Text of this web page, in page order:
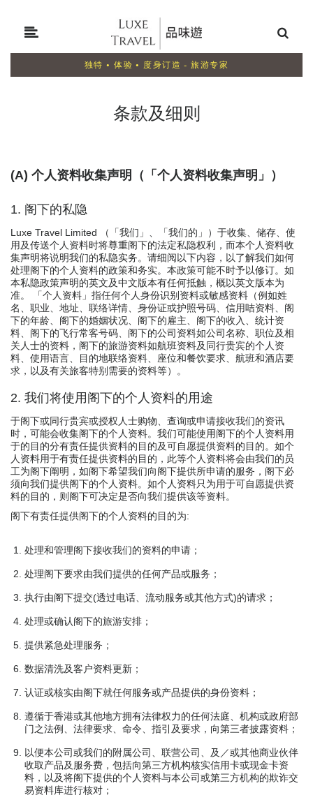
独特 • 体验 • 度身订造 - 旅游专家
条款及细则
(A) 个人资料收集声明（「个人资料收集声明」）
1. 阁下的私隐
Luxe Travel Limited （「我们」、「我们的」）于收集、储存、使
用及传送个人资料时将尊重阁下的法定私隐权利，而本个人资料收
集声明将说明我们的私隐实务。请细阅以下内容，以了解我们如何
处理阁下的个人资料的政策和务实。本政策可能不时予以修订。如
本私隐政策声明的英文及中文版本有任何抵触，概以英文版本为
准。 「个人资料」指任何个人身份识别资料或敏感资料（例如姓
名、职业、地址、联络详情、身份证或护照号码、信用咭资料、阁
下的年龄、阁下的婚姻状况、阁下的雇主、阁下的收入、统计资
料、阁下的飞行常客号码、阁下的公司资料如公司名称、职位及相
关人士的资料，阁下的旅游资料如航班资料及同行贵宾的个人资
料、使用语言、目的地联络资料、座位和餐饮要求、航班和酒店要
求，以及有关旅客特别需要的资料等）。
2. 我们将使用阁下的个人资料的用途
于阁下或同行贵宾或授权人士购物、查询或申请接收我们的资讯
时，可能会收集阁下的个人资料。我们可能使用阁下的个人资料用
于的目的分有责任提供资料的目的及可自愿提供资料的目的。如个
人资料用于有责任提供资料的目的，此等个人资料将会由我们的员
工为阁下阐明，如阁下希望我们向阁下提供所申请的服务，阁下必
须向我们提供阁下的个人资料。如个人资料只为用于可自愿提供资
料的目的，则阁下可决定是否向我们提供该等资料。
阁下有责任提供阁下的个人资料的目的为:
处理和管理阁下接收我们的资料的申请；
处理阁下要求由我们提供的任何产品或服务；
执行由阁下提交(透过电话、流动服务或其他方式)的请求；
处理或确认阁下的旅游安排；
提供紧急处理服务；
数据清洗及客户资料更新；
认证或核实由阁下就任何服务或产品提供的身份资料；
遵循于香港或其他地方拥有法律权力的任何法庭、机构或政府部
门之法例、法律要求、命令、指引及要求，向第三者披露资料；
以便本公司或我们的附属公司、联营公司、及／或其他商业伙伴
收取产品及服务费，包括向第三方机构核实信用卡或现金卡资
料，以及将阁下提供的个人资料与本公司或第三方机构的欺诈交
易资料库进行核对；